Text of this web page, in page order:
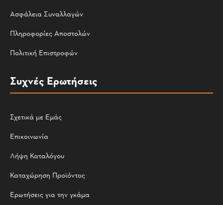
Ασφάλεια Συναλλαγών
Πληροφορίες Αποστολών
Πολιτική Επιστροφών
Συχνές Ερωτήσεις
Σχετικά με Εμάς
Επικοινωνία
Λήψη Καταλόγου
Καταχώρηση Προϊόντος
Ερωτήσεις για την γκάμα